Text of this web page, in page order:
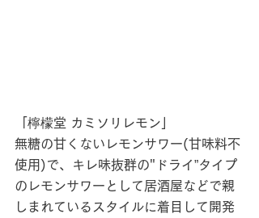
「檸檬堂 カミソリレモン」
無糖の甘くないレモンサワー(甘味料不
使用)で、キレ味抜群の"ドライ”タイプ
のレモンサワーとして居酒屋などで親
しまれているスタイルに着目して開発